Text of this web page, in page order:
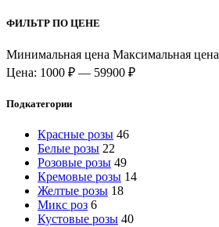
ФИЛЬТР ПО ЦЕНЕ
Минимальная цена Максимальная цена
Цена: 1000 ₽ — 59900 ₽
Подкатегории
Красные розы 46
Белые розы 22
Розовые розы 49
Кремовые розы 14
Желтые розы 18
Микс роз 6
Кустовые розы 40